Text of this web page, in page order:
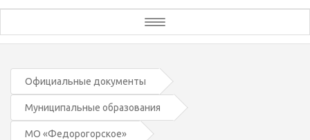
Toggle
navigation
Официальные документы
Муниципальные образования
МО «Федорогорское»